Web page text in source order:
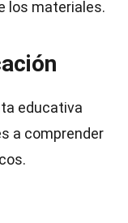
los materiales.
educativa
a comprender